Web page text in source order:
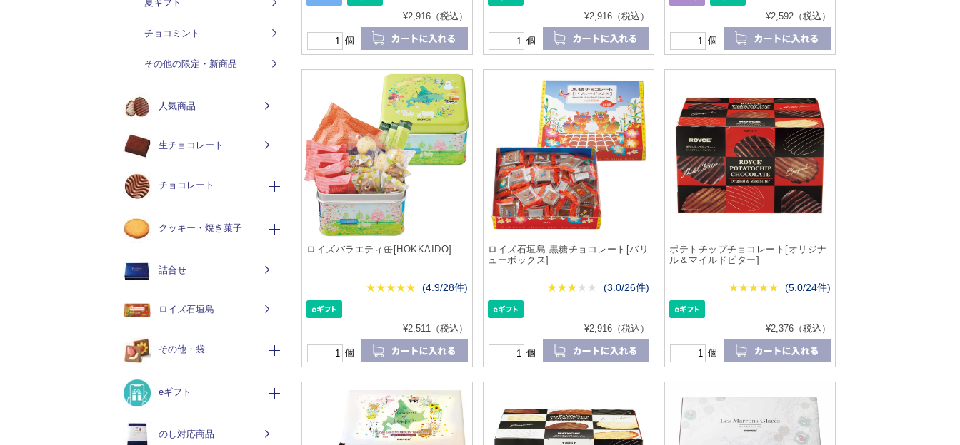
¥2,916（税込）
個
¥2,916（税込）
個
¥2,592（税込）
個
ロイズバラエティ缶[HOKKAIDO]
★★★★★
★★★★★ (4.9/28件)
¥2,511（税込）
個
ロイズ石垣島 黒糖チョコレート[バリ
ューボックス]
★★★★ ★
★★★★★ (3.0/26件)
¥2,916（税込）
個
ポテトチップチョコレート[オリジナ
ル＆マイルドビター]
★★★★★
★★★★★ (5.0/24件)
¥2,376（税込）
個
夏ギフト
チョコミント
その他の限定・新商品
人気商品
生チョコレート
チョコレート
クッキー・焼き菓子
詰合せ
ロイズ石垣島
その他・袋
eギフト
のし対応商品